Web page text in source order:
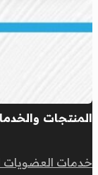
المنتجات
خدمات العضويات